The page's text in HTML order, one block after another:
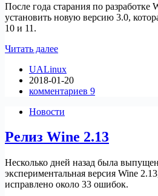
После года старания по разработке
установить новую версию 3.0,
10 и 11.
Читать далееВыпуск
3.0
UALinux
2018-01-20
комментариев 9
Новости
Релиз Wine 2.13
Несколько дней назад была
экспериментальная версия Wine
исправлено около 33 ошибок.